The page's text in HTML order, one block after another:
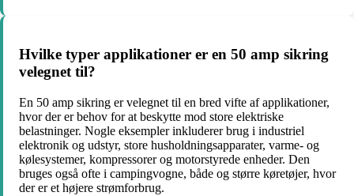
Hvilke typer applikationer er en 50 amp sikring
velegnet til?
En 50 amp sikring er velegnet til en bred vifte af applikationer,
hvor der er behov for at beskytte mod store elektriske
belastninger. Nogle eksempler inkluderer brug i industriel
elektronik og udstyr, store husholdningsapparater, varme- og
kølesystemer, kompressorer og motorstyrede enheder. Den
bruges også ofte i campingvogne, både og større køretøjer, hvor
der er et højere strømforbrug.